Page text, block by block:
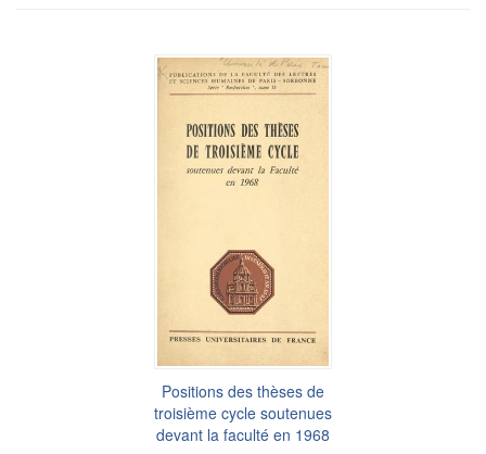
Positions des thèses de
troisième cycle soutenues
devant la faculté en 1968